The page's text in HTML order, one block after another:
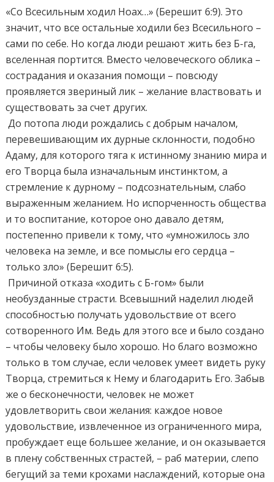
«Со Всесильным ходил Ноах…» (Берешит 6:9). Это
значит, что все остальные ходили без Всесильного –
сами по себе. Но когда люди решают жить без Б-га,
вселенная портится. Вместо человеческого облика –
сострадания и оказания помощи – повсюду
проявляется звериный лик – желание властвовать и
существовать за счет других.
До потопа люди рождались с добрым началом,
перевешивающим их дурные склонности, подобно
Адаму, для которого тяга к истинному знанию мира и
его Творца была изначальным инстинктом, а
стремление к дурному – подсознательным, слабо
выраженным желанием. Но испорченность общества
и то воспитание, которое оно давало детям,
постепенно привели к тому, что «умножилось зло
человека на земле, и все помыслы его сердца –
только зло» (Берешит 6:5).
Причиной отказа «ходить с Б-гом» были
необузданные страсти. Всевышний наделил людей
способностью получать удовольствие от всего
сотворенного Им. Ведь для этого все и было создано
– чтобы человеку было хорошо. Но благо возможно
только в том случае, если человек умеет видеть руку
Творца, стремиться к Нему и благодарить Его. Забыв
же о бесконечности, человек не может
удовлетворить свои желания: каждое новое
удовольствие, извлеченное из ограниченного мира,
пробуждает еще большее желание, и он оказывается
в плену собственных страстей, – раб материи, слепо
бегущий за теми крохами наслаждений, которые она